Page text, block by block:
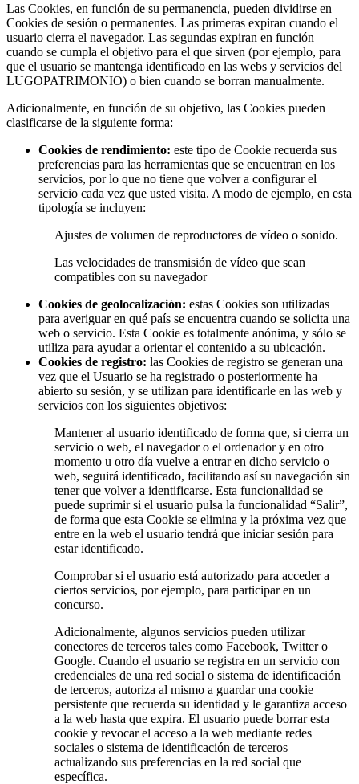
Las Cookies, en función de su permanencia, pueden dividirse en
Cookies de sesión o permanentes. Las primeras expiran cuando el
usuario cierra el navegador. Las segundas expiran en función
cuando se cumpla el objetivo para el que sirven (por ejemplo, para
que el usuario se mantenga identificado en las webs y servicios del
LUGOPATRIMONIO) o bien cuando se borran manualmente.
Adicionalmente, en función de su objetivo, las Cookies pueden
clasificarse de la siguiente forma:
Cookies de rendimiento: este tipo de Cookie recuerda sus
preferencias para las herramientas que se encuentran en los
servicios, por lo que no tiene que volver a configurar el
servicio cada vez que usted visita. A modo de ejemplo, en esta
tipología se incluyen:
Ajustes de volumen de reproductores de vídeo o sonido.
Las velocidades de transmisión de vídeo que sean
compatibles con su navegador
Cookies de geolocalización: estas Cookies son utilizadas
para averiguar en qué país se encuentra cuando se solicita una
web o servicio. Esta Cookie es totalmente anónima, y sólo se
utiliza para ayudar a orientar el contenido a su ubicación.
Cookies de registro: las Cookies de registro se generan una
vez que el Usuario se ha registrado o posteriormente ha
abierto su sesión, y se utilizan para identificarle en las web y
servicios con los siguientes objetivos:
Mantener al usuario identificado de forma que, si cierra un
servicio o web, el navegador o el ordenador y en otro
momento u otro día vuelve a entrar en dicho servicio o
web, seguirá identificado, facilitando así su navegación sin
tener que volver a identificarse. Esta funcionalidad se
puede suprimir si el usuario pulsa la funcionalidad “Salir”,
de forma que esta Cookie se elimina y la próxima vez que
entre en la web el usuario tendrá que iniciar sesión para
estar identificado.
Comprobar si el usuario está autorizado para acceder a
ciertos servicios, por ejemplo, para participar en un
concurso.
Adicionalmente, algunos servicios pueden utilizar
conectores de terceros tales como Facebook, Twitter o
Google. Cuando el usuario se registra en un servicio con
credenciales de una red social o sistema de identificación
de terceros, autoriza al mismo a guardar una cookie
persistente que recuerda su identidad y le garantiza acceso
a la web hasta que expira. El usuario puede borrar esta
cookie y revocar el acceso a la web mediante redes
sociales o sistema de identificación de terceros
actualizando sus preferencias en la red social que
específica.